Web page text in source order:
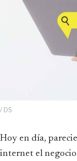
/ DS
Hoy en día, pareciera que si una web no aparece en
internet el negocio